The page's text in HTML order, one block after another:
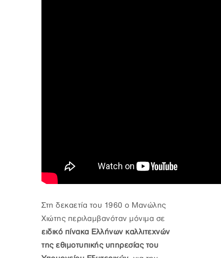
Στη δεκαετία του 1960 ο Μανώλης
Χιώτης περιλαμβανόταν μόνιμα σε
ειδικό πίνακα Ελλήνων καλλιτεχνών
της εθιμοτυπικής υπηρεσίας του